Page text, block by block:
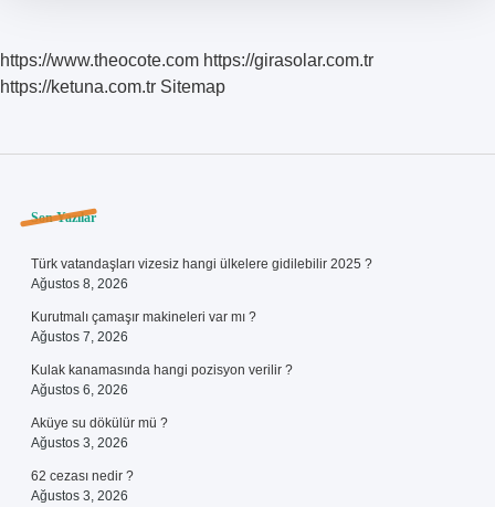
https://www.theocote.com https://girasolar.com.tr
https://ketuna.com.tr Sitemap
Sidebar
Son Yazılar
Türk vatandaşları vizesiz hangi ülkelere gidilebilir 2025 ?
Ağustos 8, 2026
Kurutmalı çamaşır makineleri var mı ?
Ağustos 7, 2026
Kulak kanamasında hangi pozisyon verilir ?
Ağustos 6, 2026
Aküye su dökülür mü ?
Ağustos 3, 2026
62 cezası nedir ?
Ağustos 3, 2026